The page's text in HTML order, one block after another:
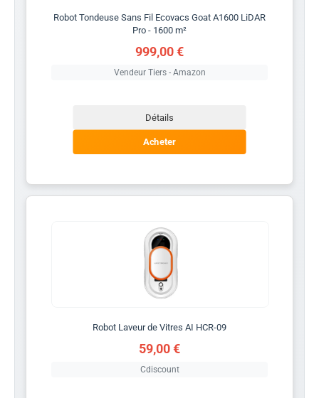
Robot Tondeuse Sans Fil Ecovacs Goat A1600 LiDAR
Pro - 1600 m²
999,00 €
Vendeur Tiers - Amazon
Détails
Acheter
Robot Laveur de Vitres AI HCR-09
59,00 €
Cdiscount